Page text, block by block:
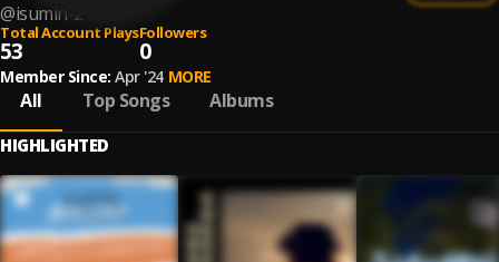
@isumin-2
Total Account Plays
53
Followers
0
Member Since: Apr '24 MORE
All Top Songs Albums
HIGHLIGHTED